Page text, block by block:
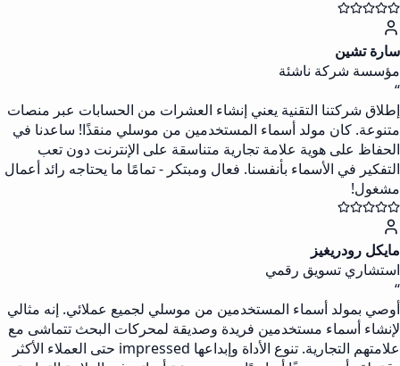
سارة تشين
مؤسسة شركة ناشئة
“
إطلاق شركتنا التقنية يعني إنشاء العشرات من الحسابات عبر منصات
متنوعة. كان مولد أسماء المستخدمين من موسلي منقذًا! ساعدنا في
الحفاظ على هوية علامة تجارية متناسقة على الإنترنت دون تعب
التفكير في الأسماء بأنفسنا. فعال ومبتكر - تمامًا ما يحتاجه رائد أعمال
مشغول!
مايكل رودريغيز
استشاري تسويق رقمي
“
أوصي بمولد أسماء المستخدمين من موسلي لجميع عملائي. إنه مثالي
لإنشاء أسماء مستخدمين فريدة وصديقة لمحركات البحث تتماشى مع
علامتهم التجارية. تنوع الأداة وإبداعها impressed حتى العملاء الأكثر